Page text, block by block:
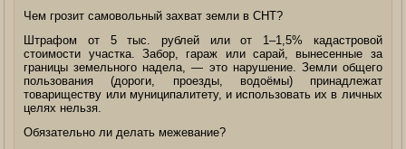
Чем грозит самовольный захват земли в СНТ?
Штрафом от 5 тыс. рублей или от 1–1,5% кадастровой
стоимости участка. Забор, гараж или сарай, вынесенные за
границы земельного надела, — это нарушение. Земли общего
пользования (дороги, проезды, водоёмы) принадлежат
товариществу или муниципалитету, и использовать их в личных
целях нельзя.
Обязательно ли делать межевание?